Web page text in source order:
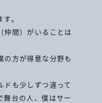
。
仲間）がいることは
の方が得意な分野も
ドも少しずつ違って
舞台の人、僕はサー